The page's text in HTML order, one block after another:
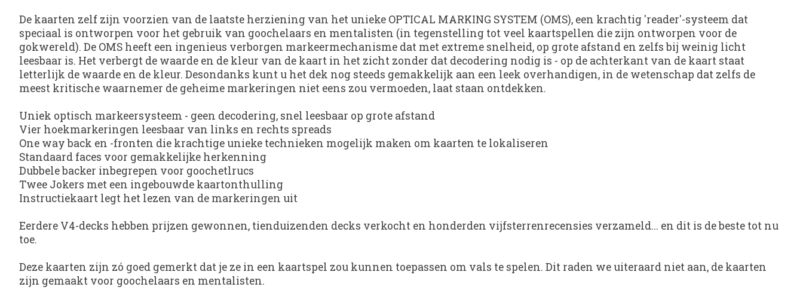
De kaarten zelf zijn voorzien van de laatste herziening van het unieke OPTICAL MARKING SYSTEM (OMS), een krachtig 'reader'-systeem dat
speciaal is ontworpen voor het gebruik van goochelaars en mentalisten (in tegenstelling tot veel kaartspellen die zijn ontworpen voor de
gokwereld). De OMS heeft een ingenieus verborgen markeermechanisme dat met extreme snelheid, op grote afstand en zelfs bij weinig licht
leesbaar is. Het verbergt de waarde en de kleur van de kaart in het zicht zonder dat decodering nodig is - op de achterkant van de kaart staat
letterlijk de waarde en de kleur. Desondanks kunt u het dek nog steeds gemakkelijk aan een leek overhandigen, in de wetenschap dat zelfs de
meest kritische waarnemer de geheime markeringen niet eens zou vermoeden, laat staan ​​ontdekken.
Uniek optisch markeersysteem - geen decodering, snel leesbaar op grote afstand
Vier hoekmarkeringen leesbaar van links en rechts spreads
One way back en -fronten die krachtige unieke technieken mogelijk maken om kaarten te lokaliseren
Standaard faces voor gemakkelijke herkenning
Dubbele backer inbegrepen voor goochetlrucs
Twee Jokers met een ingebouwde kaartonthulling
Instructiekaart legt het lezen van de markeringen uit
Eerdere V4-decks hebben prijzen gewonnen, tienduizenden decks verkocht en honderden vijfsterrenrecensies verzameld... en dit is de beste tot nu
toe.
Deze kaarten zijn zó goed gemerkt dat je ze in een kaartspel zou kunnen toepassen om vals te spelen. Dit raden we uiteraard niet aan, de kaarten
zijn gemaakt voor goochelaars en mentalisten.